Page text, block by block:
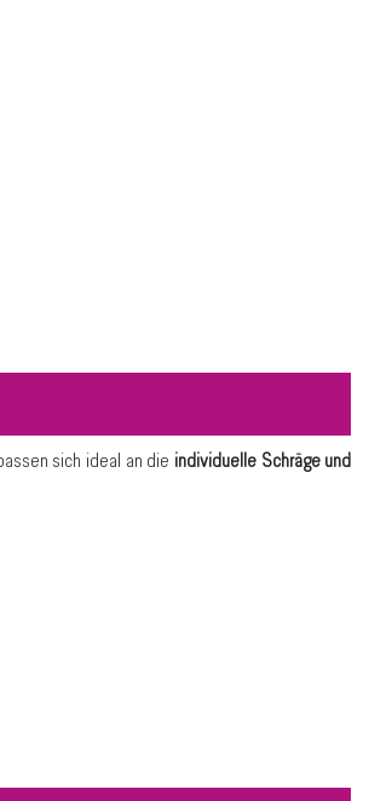
sich ideal an die individuelle Schräge und